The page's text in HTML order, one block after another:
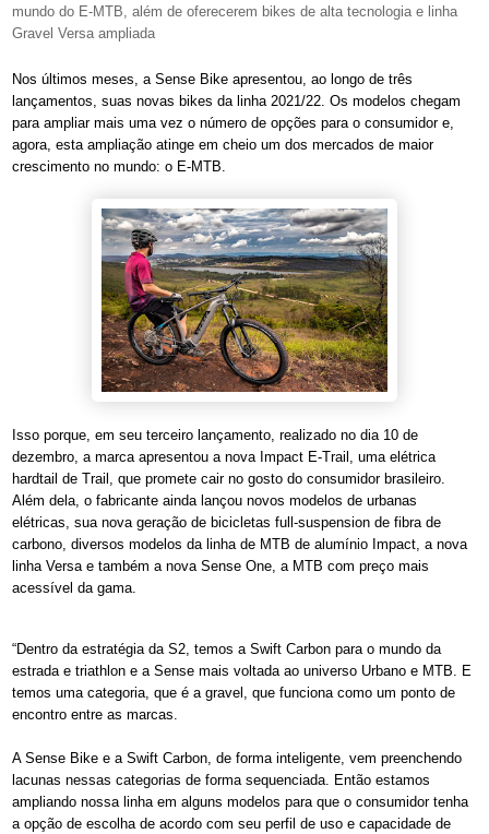
mundo do E-MTB, além de oferecerem bikes de alta tecnologia e linha
Gravel Versa ampliada
Nos últimos meses, a Sense Bike apresentou, ao longo de três
lançamentos, suas novas bikes da linha 2021/22. Os modelos chegam
para ampliar mais uma vez o número de opções para o consumidor e,
agora, esta ampliação atinge em cheio um dos mercados de maior
crescimento no mundo: o E-MTB.
Isso porque, em seu terceiro lançamento, realizado no dia 10 de
dezembro, a marca apresentou a nova Impact E-Trail, uma elétrica
hardtail de Trail, que promete cair no gosto do consumidor brasileiro.
Além dela, o fabricante ainda lançou novos modelos de urbanas
elétricas, sua nova geração de bicicletas full-suspension de fibra de
carbono, diversos modelos da linha de MTB de alumínio Impact, a nova
linha Versa e também a nova Sense One, a MTB com preço mais
acessível da gama.
“Dentro da estratégia da S2, temos a Swift Carbon para o mundo da
estrada e triathlon e a Sense mais voltada ao universo Urbano e MTB. E
temos uma categoria, que é a gravel, que funciona como um ponto de
encontro entre as marcas.
A Sense Bike e a Swift Carbon, de forma inteligente, vem preenchendo
lacunas nessas categorias de forma sequenciada. Então estamos
ampliando nossa linha em alguns modelos para que o consumidor tenha
a opção de escolha de acordo com seu perfil de uso e capacidade de